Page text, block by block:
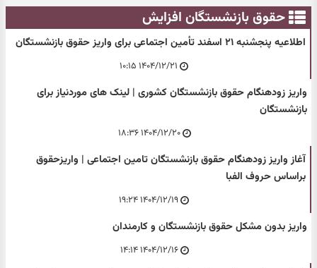
حقوق بازنشستگان افزایش
اطلاعیه پنجشنبه ۲۱ اسفند تأمین اجتماعی برای واریز حقوق بازنشستگان
۱۴۰۴/۱۲/۲۱ ۱۰:۱۵
واریز زودهنگام حقوق بازنشستگان کشوری | لینک های موردنیاز برای
بازنشستگان
۱۴۰۴/۱۲/۲۰ ۱۸:۳۶
آغاز واریز زودهنگام حقوق بازنشستگان تامین اجتماعی | واریزحقوق
براساس حروف الفبا
۱۴۰۴/۱۲/۱۹ ۱۹:۲۴
واریز بدون مشکل حقوق بازنشستگان و کارمندان
۱۴۰۴/۱۲/۱۶ ۱۴:۱۴